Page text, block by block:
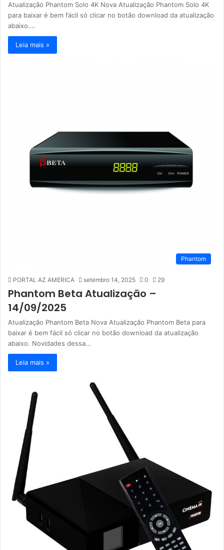
Atualização Phantom Solo 4K Nova Atualização Phantom Solo 4K
para baixar é bem fácil só clicar no botão download da atualização
abaixo.…
Leia mais »
Phantom
PORTAL AZ AMERICA setembro 14, 2025 0 29
Phantom Beta Atualização –
14/09/2025
Atualização Phantom Beta Nova Atualização Phantom Beta para
baixar é bem fácil só clicar no botão download da atualização
abaixo. Novidades dessa…
Leia mais »